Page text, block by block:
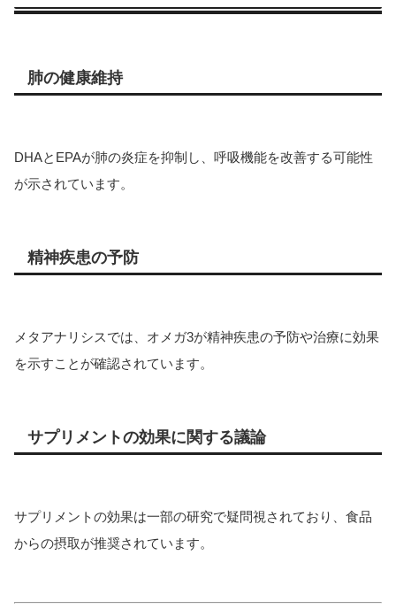
肺の健康維持
DHAとEPAが肺の炎症を抑制し、呼吸機能を改善する可能性
が示されています。
精神疾患の予防
メタアナリシスでは、オメガ3が精神疾患の予防や治療に効果
を示すことが確認されています。
サプリメントの効果に関する議論
サプリメントの効果は一部の研究で疑問視されており、食品
からの摂取が推奨されています。